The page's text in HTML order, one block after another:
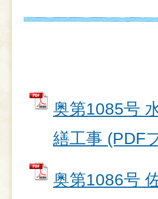
奥第1085号
繕工事 (PDF
奥第1086号